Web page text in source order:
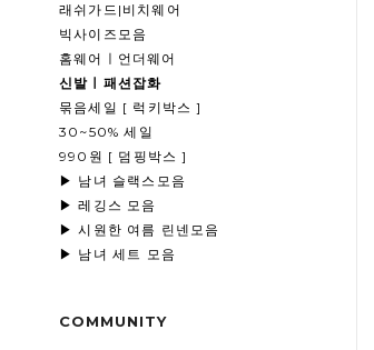
래쉬가드|비치웨어
빅사이즈모음
홈웨어ㅣ언더웨어
신발ㅣ패션잡화
묶음세일 [ 럭키박스 ]
30~50% 세일
990원 [ 덤핑박스 ]
▶ 남녀 슬랙스모음
▶ 레깅스 모음
▶ 시원한 여름 린넨모음
▶ 남녀 세트 모음
COMMUNITY